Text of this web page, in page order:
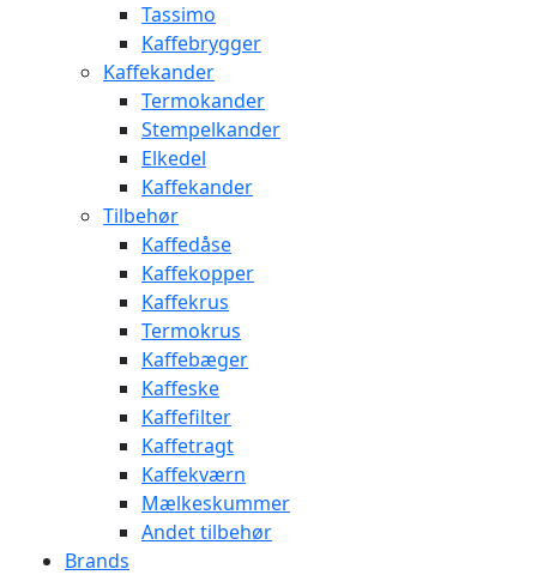
Tassimo
Kaffebrygger
Kaffekander
Termokander
Stempelkander
Elkedel
Kaffekander
Tilbehør
Kaffedåse
Kaffekopper
Kaffekrus
Termokrus
Kaffebæger
Kaffeske
Kaffefilter
Kaffetragt
Kaffekværn
Mælkeskummer
Andet tilbehør
Brands